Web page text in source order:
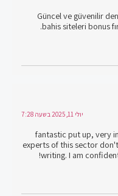
Güncel ve güvenilir
bahis siteleri bonus
יולי 11, 2025 בשעה 7:28
fantastic put up, very
experts of this sector
writing. I am